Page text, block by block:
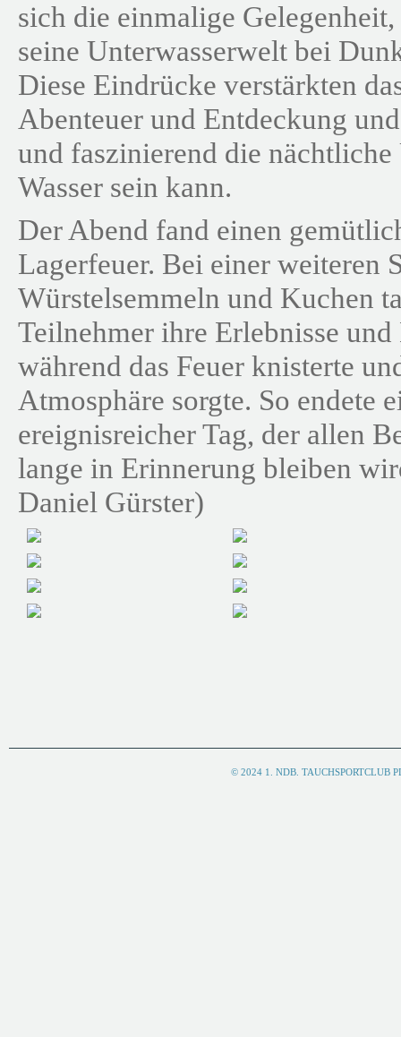
sich die einmalige
seine Unterwasserwelt bei
Diese Eindrücke verstärkten
Abenteuer und Entdeckung
und faszinierend die
Wasser sein kann.
Der Abend fand einen
Lagerfeuer. Bei einer weiteren
Würstelsemmeln und Kuchen
Teilnehmer ihre Erlebnisse
während das Feuer knisterte
Atmosphäre sorgte. So endete
ereignisreicher Tag, der allen
lange in Erinnerung bleiben
Daniel Gürster)
© 2024 1. NDB.